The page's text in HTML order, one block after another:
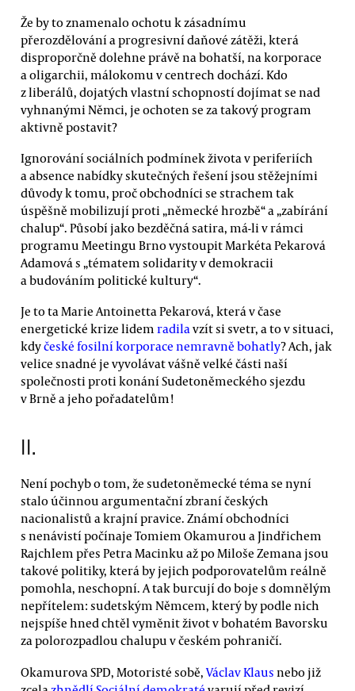
Že by to znamenalo ochotu k zásadnímu
přerozdělování a progresivní daňové zátěži, která
disproporčně dolehne právě na bohatší, na korporace
a oligarchii, málokomu v centrech dochází. Kdo
z liberálů, dojatých vlastní schopností dojímat se nad
vyhnanými Němci, je ochoten se za takový program
aktivně postavit?
Ignorování sociálních podmínek života v periferiích
a absence nabídky skutečných řešení jsou stěžejními
důvody k tomu, proč obchodníci se strachem tak
úspěšně mobilizují proti „německé hrozbě“ a „zabírání
chalup“. Působí jako bezděčná satira, má-li v rámci
programu Meetingu Brno vystoupit Markéta Pekarová
Adamová s „tématem solidarity v demokracii
a budováním politické kultury“.
Je to ta Marie Antoinetta Pekarová, která v čase
energetické krize lidem radilavzít si svetr, a to v situaci,
kdyčeské fosilní korporace nemravně bohatly? Ach, jak
velice snadné je vyvolávat vášně velké části naší
společnosti proti konání Sudetoněmeckého sjezdu
v Brně a jeho pořadatelům!
II.
Není pochyb o tom, že sudetoněmecké téma se nyní
stalo účinnou argumentační zbraní českých
nacionalistů a krajní pravice. Známí obchodníci
s nenávistí počínaje Tomiem Okamurou a Jindřichem
Rajchlem přes Petra Macinku až po Miloše Zemana jsou
takové politiky, která by jejich podporovatelům reálně
pomohla, neschopní. A tak burcují do boje s domnělým
nepřítelem: sudetským Němcem, který by podle nich
nejspíše hned chtěl vyměnit život v bohatém Bavorsku
za polorozpadlou chalupu v českém pohraničí.
Okamurova SPD, Motoristé sobě, Václav Klaus nebo již